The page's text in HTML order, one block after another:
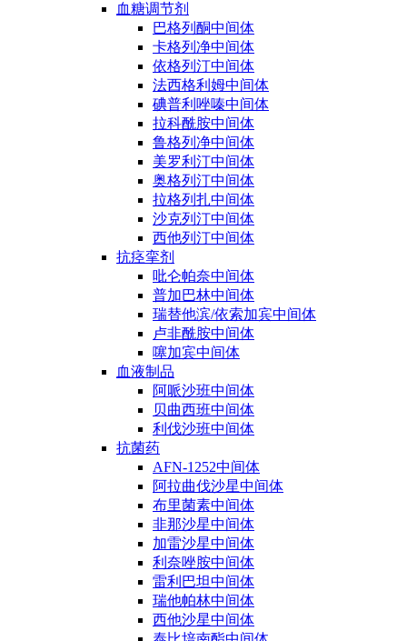
血糖调节剂
巴格列酮中间体
卡格列净中间体
依格列汀中间体
法西格利姆中间体
碘普利唑嗪中间体
拉科酰胺中间体
鲁格列净中间体
美罗利汀中间体
奥格列汀中间体
拉格列扎中间体
沙克列汀中间体
西他列汀中间体
抗痉挛剂
吡仑帕奈中间体
普加巴林中间体
瑞替他滨/依索加宾中间体
卢非酰胺中间体
噻加宾中间体
血液制品
阿哌沙班中间体
贝曲西班中间体
利伐沙班中间体
抗菌药
AFN-1252中间体
阿拉曲伐沙星中间体
布里菌素中间体
非那沙星中间体
加雷沙星中间体
利奈唑胺中间体
雷利巴坦中间体
瑞他帕林中间体
西他沙星中间体